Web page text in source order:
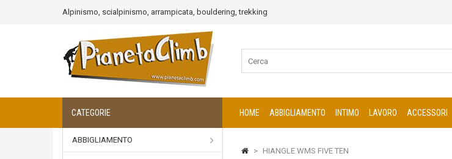
Alpinismo, scialpinismo, arrampicata, bouldering, trekking
CATEGORIE HOME ABBIGLIAMENTO INTIMO LAVORO ACCESSORI
ABBIGLIAMENTO
> HIANGLE WMS FIVE TEN